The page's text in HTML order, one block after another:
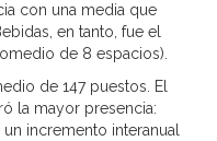
con una media que
en tanto, fue el
de 8 espacios).
de 147 puestos. El
la mayor presencia:
incremento interanual